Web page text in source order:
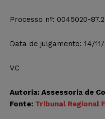
Processo nº: 0045020-
Data de julgamento: 14/11/
VC
Autoria: Assessoria de
Fonte: Tribunal Regional